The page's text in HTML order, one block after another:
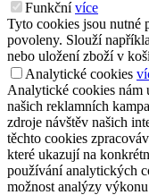
Funkční více
Tyto cookies jsou nutné
povoleny. Slouží
nebo uložení zboží v
Analytické cookies
Analytické cookies nám
našich reklamních
zdroje návštěv našich
těchto cookies
které ukazují na
používání analytických
možnost analýzy